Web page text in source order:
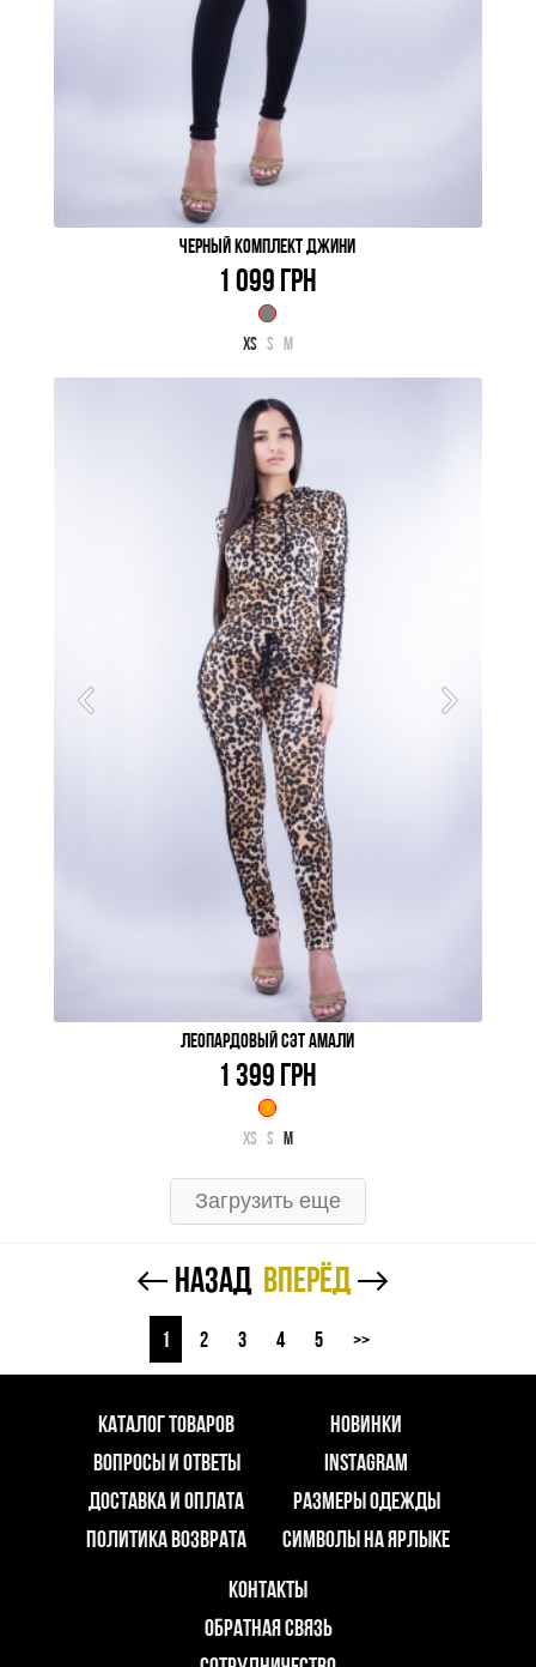
ЧЕРНЫЙ КОМПЛЕКТ ДЖИНИ
1 099 ГРН
XS S M
ЛЕОПАРДОВЫЙ СЭТ АМАЛИ
1 399 ГРН
XS S M
Загрузить еще
← назад вперёд→
1 2 3 4 5 >>
КАТАЛОГ ТОВАРОВ
ВОПРОСЫ И ОТВЕТЫ
ДОСТАВКА И ОПЛАТА
ПОЛИТИКА ВОЗВРАТА
НОВИНКИ
INSTAGRAM
РАЗМЕРЫ ОДЕЖДЫ
СИМВОЛЫ НА ЯРЛЫКЕ
КОНТАКТЫ
ОБРАТНАЯ СВЯЗЬ